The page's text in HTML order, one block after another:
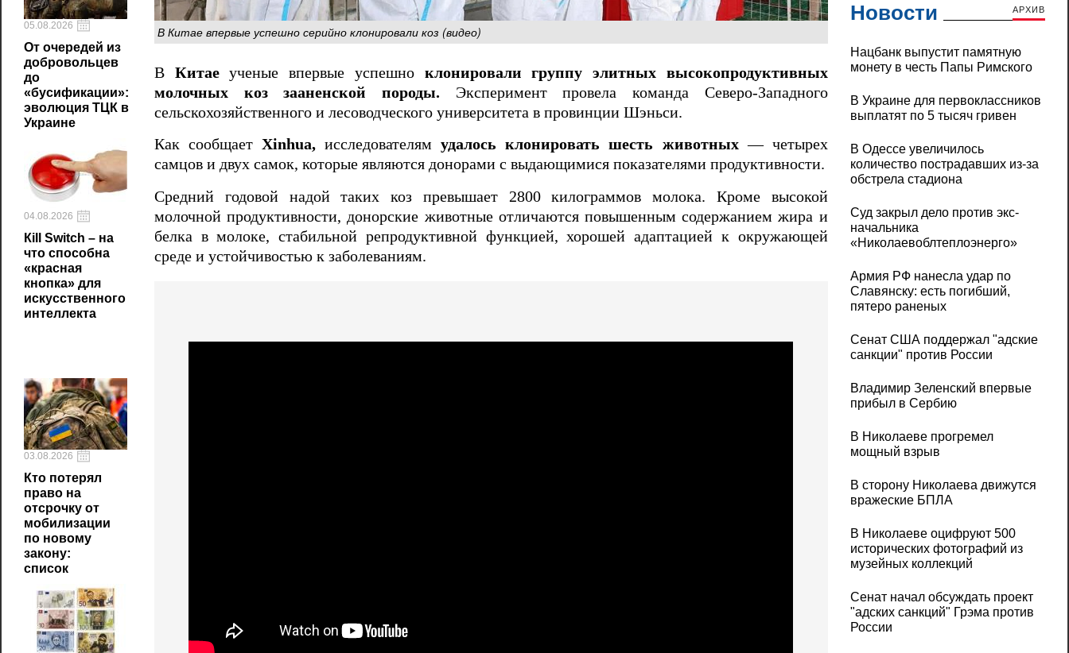
05.08.2026
От очередей из
добровольцев
до
«бусификации»:
эволюция ТЦК в
Украине
04.08.2026
Кill Switch – на
что способна
«красная
кнопка» для
искусственного
интеллекта
03.08.2026
Кто потерял
право на
отсрочку от
мобилизации
по новому
закону:
список
В Китае впервые успешно серийно клонировали коз (видео)
В Китаеученые впервые успешно клонировали группу элитных высокопродуктивных
молочных коз зааненской породы. Эксперимент провела команда Северо-Западного
сельскохозяйственного и лесоводческого университета в провинции Шэньси.
Как сообщаетXinhua, исследователямудалось клонировать шесть животных— четырех
самцов и двух самок, которые являются донорами с выдающимися показателями продуктивности.
Средний годовой надой таких коз превышает 2800 килограммов молока. Кроме высокой
молочной продуктивности, донорские животные отличаются повышенным содержанием жира и
белка в молоке, стабильной репродуктивной функцией, хорошей адаптацией к окружающей
среде и устойчивостью к заболеваниям.
Новости АРХИВ
Нацбанк выпустит памятную
монету в честь Папы Римского
В Украине для первоклассников
выплатят по 5 тысяч гривен
В Одессе увеличилось
количество пострадавших из-за
обстрела стадиона
Суд закрыл дело против экс-
начальника
«Николаевоблтеплоэнерго»
Армия РФ нанесла удар по
Славянску: есть погибший,
пятеро раненых
Сенат США поддержал "адские
санкции" против России
Владимир Зеленский впервые
прибыл в Сербию
В Николаеве прогремел
мощный взрыв
В сторону Николаева движутся
вражеские БПЛА
В Николаеве оцифруют 500
исторических фотографий из
музейных коллекций
Сенат начал обсуждать проект
"адских санкций" Грэма против
России